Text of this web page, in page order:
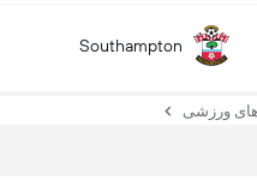
Southampton
ورزشی